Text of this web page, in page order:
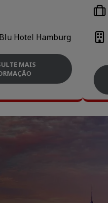
Hotel Hamburg
MAIS